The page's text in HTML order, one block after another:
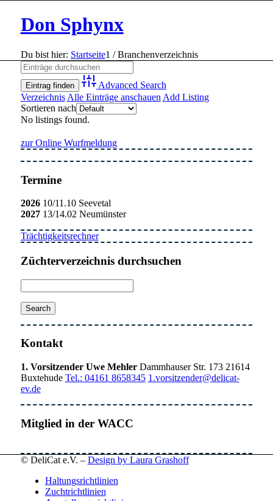
Don Sphynx
Du bist hier: Startseite1 / Branchenverzeichnis
Advanced Search
Verzeichnis Alle Einträge anschauen Add Listing
Sortieren nach
No listings found.
zur Online Wurfmeldung
Termine
202610/11.10 Seevetal
202713/14.02 Neumünster
Trächtigkeitsrechner
Züchterverzeichnis durchsuchen
Kontakt
1. Vorsitzender Uwe MehlerDammhauser Str. 173 21614
Buxtehude Tel.: 04161 8658345 1.vorsitzender@delicat-
ev.de
Mitglied in der WACC
© DeliCat e.V. – Design by Laura Grashoff
Haltungsrichtlinien
Zuchtrichtlinien